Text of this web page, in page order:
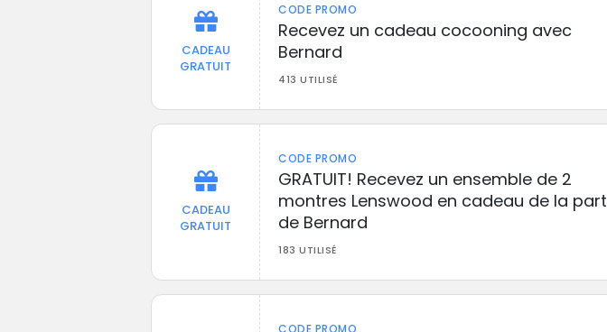
CADEAU
GRATUIT
CODE PROMO
Recevez un cadeau cocooning avec
Bernard
413 UTILISÉ
CADEAU
GRATUIT
CODE PROMO
GRATUIT! Recevez un ensemble de 2
montres Lenswood en cadeau de la part
de Bernard
183 UTILISÉ
CODE PROMO